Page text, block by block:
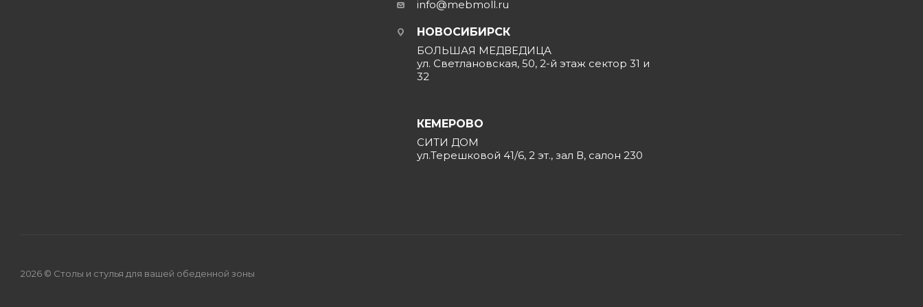
info@mebmoll.ru
НОВОСИБИРСК
БОЛЬШАЯ МЕДВЕДИЦА
ул. Светлановская, 50, 2-й этаж сектор 31 и
32
КЕМЕРОВО
СИТИ ДОМ
ул.Терешковой 41/6, 2 эт., зал В, салон 230
2026 © Столы и стулья для вашей обеденной зоны